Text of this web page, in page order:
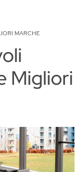
MARCHE
Migliori